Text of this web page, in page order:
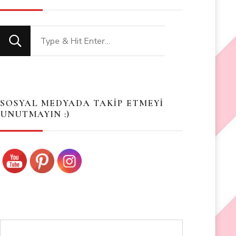
Looking
for
SOSYAL MEDYADA TAKİP ETMEYİ
UNUTMAYIN :)